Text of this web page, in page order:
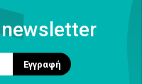
newsletter
Εγγραφή